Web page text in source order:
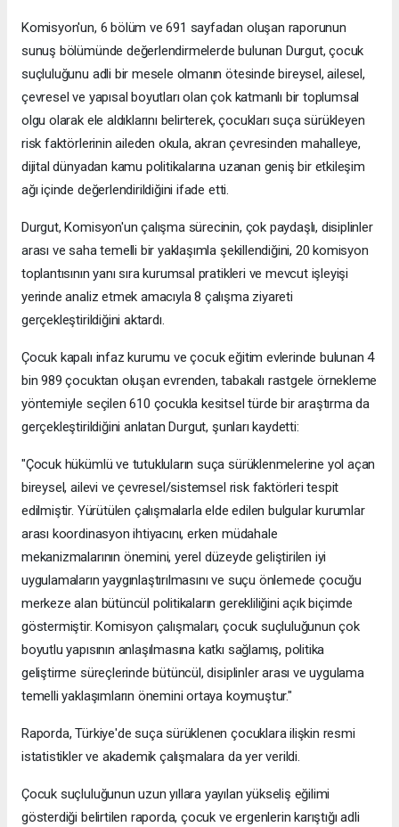
Komisyon'un, 6 bölüm ve 691 sayfadan oluşan raporunun
sunuş bölümünde değerlendirmelerde bulunan Durgut, çocuk
suçluluğunu adli bir mesele olmanın ötesinde bireysel, ailesel,
çevresel ve yapısal boyutları olan çok katmanlı bir toplumsal
olgu olarak ele aldıklarını belirterek, çocukları suça sürükleyen
risk faktörlerinin aileden okula, akran çevresinden mahalleye,
dijital dünyadan kamu politikalarına uzanan geniş bir etkileşim
ağı içinde değerlendirildiğini ifade etti.
Durgut, Komisyon'un çalışma sürecinin, çok paydaşlı, disiplinler
arası ve saha temelli bir yaklaşımla şekillendiğini, 20 komisyon
toplantısının yanı sıra kurumsal pratikleri ve mevcut işleyişi
yerinde analiz etmek amacıyla 8 çalışma ziyareti
gerçekleştirildiğini aktardı.
Çocuk kapalı infaz kurumu ve çocuk eğitim evlerinde bulunan 4
bin 989 çocuktan oluşan evrenden, tabakalı rastgele örnekleme
yöntemiyle seçilen 610 çocukla kesitsel türde bir araştırma da
gerçekleştirildiğini anlatan Durgut, şunları kaydetti:
"Çocuk hükümlü ve tutukluların suça sürüklenmelerine yol açan
bireysel, ailevi ve çevresel/sistemsel risk faktörleri tespit
edilmiştir. Yürütülen çalışmalarla elde edilen bulgular kurumlar
arası koordinasyon ihtiyacını, erken müdahale
mekanizmalarının önemini, yerel düzeyde geliştirilen iyi
uygulamaların yaygınlaştırılmasını ve suçu önlemede çocuğu
merkeze alan bütüncül politikaların gerekliliğini açık biçimde
göstermiştir. Komisyon çalışmaları, çocuk suçluluğunun çok
boyutlu yapısının anlaşılmasına katkı sağlamış, politika
geliştirme süreçlerinde bütüncül, disiplinler arası ve uygulama
temelli yaklaşımların önemini ortaya koymuştur."
Raporda, Türkiye'de suça sürüklenen çocuklara ilişkin resmi
istatistikler ve akademik çalışmalara da yer verildi.
Çocuk suçluluğunun uzun yıllara yayılan yükseliş eğilimi
gösterdiği belirtilen raporda, çocuk ve ergenlerin karıştığı adli